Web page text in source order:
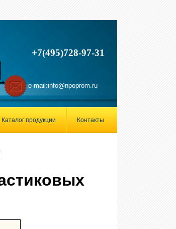
+7(495)728-97-31
e-mail:info@npoprom.ru
Каталог продукции Контакты